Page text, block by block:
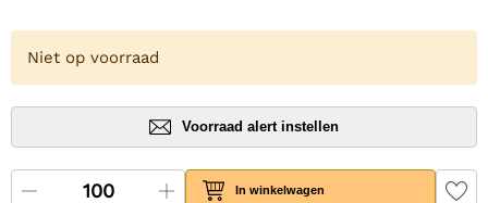
Niet op voorraad
Voorraad alert instellen
In winkelwagen